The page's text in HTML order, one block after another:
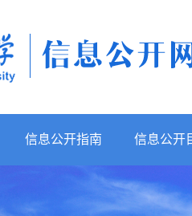
信息公开指南 信息公开